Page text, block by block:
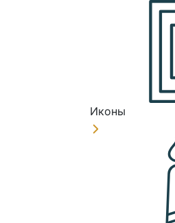
Иконы